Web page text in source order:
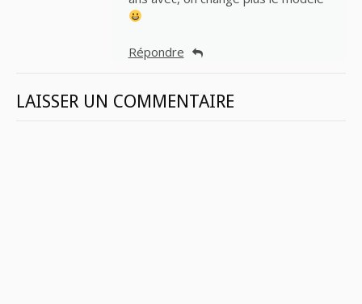
Répondre
LAISSER UN COMMENTAIRE